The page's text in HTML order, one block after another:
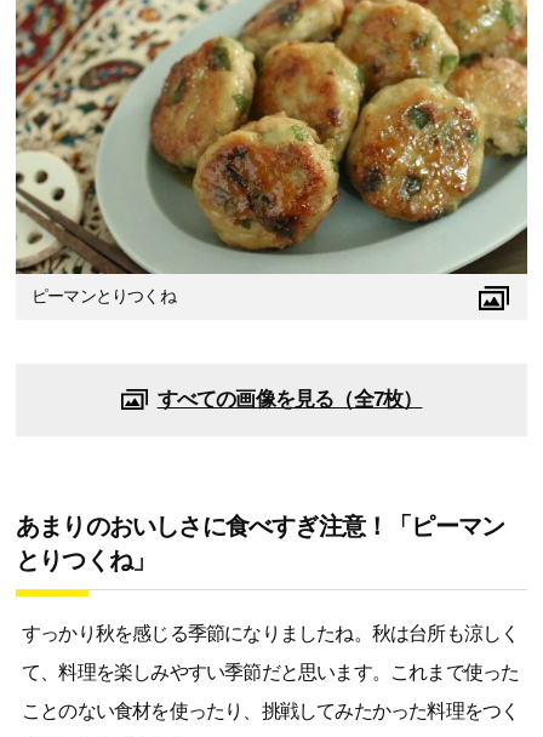
ピーマンとりつくね
すべての画像を見る（全7枚）
あまりのおいしさに食べすぎ注意！「ピーマン
とりつくね」
すっかり秋を感じる季節になりましたね。秋は台所も涼しく
て、料理を楽しみやすい季節だと思います。これまで使った
ことのない食材を使ったり、挑戦してみたかった料理をつく